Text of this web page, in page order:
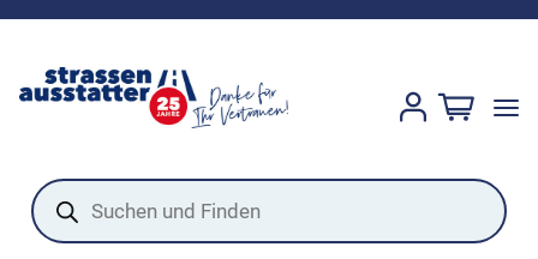
Products
search